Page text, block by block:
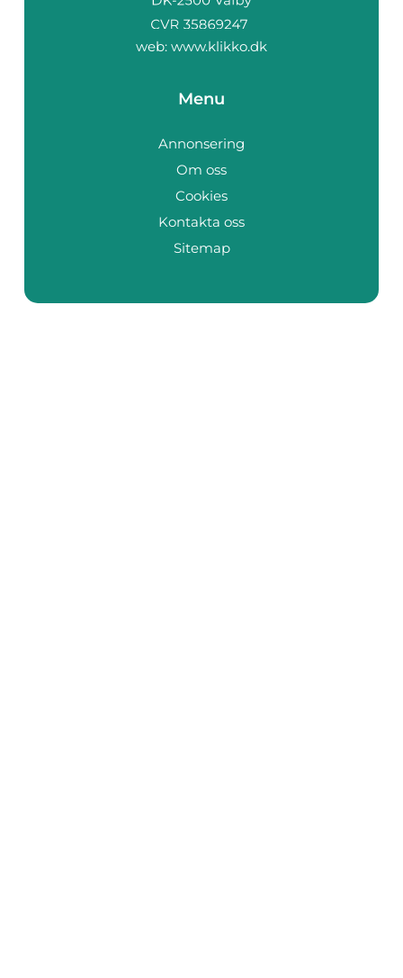
web: www.klikko.dk
Menu
Annonsering
Om oss
Cookies
Kontakta oss
Sitemap